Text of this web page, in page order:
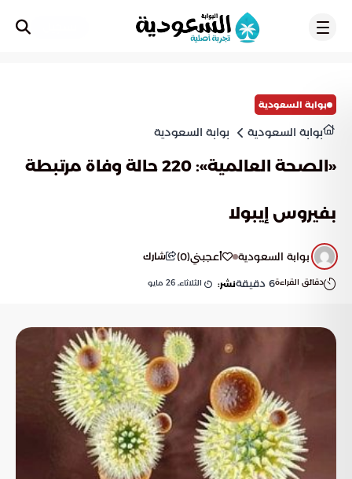
بوابة السعودية
بوابة السعودية بوابة السعودية
«الصحة العالمية»: 220 حالة وفاة مرتبطة
بفيروس إيبولا
بوابة السعودية أعجبني(
0
) شارك
دقائق القراءة6 دقيقةنشر: الثلاثاء, 26 مايو